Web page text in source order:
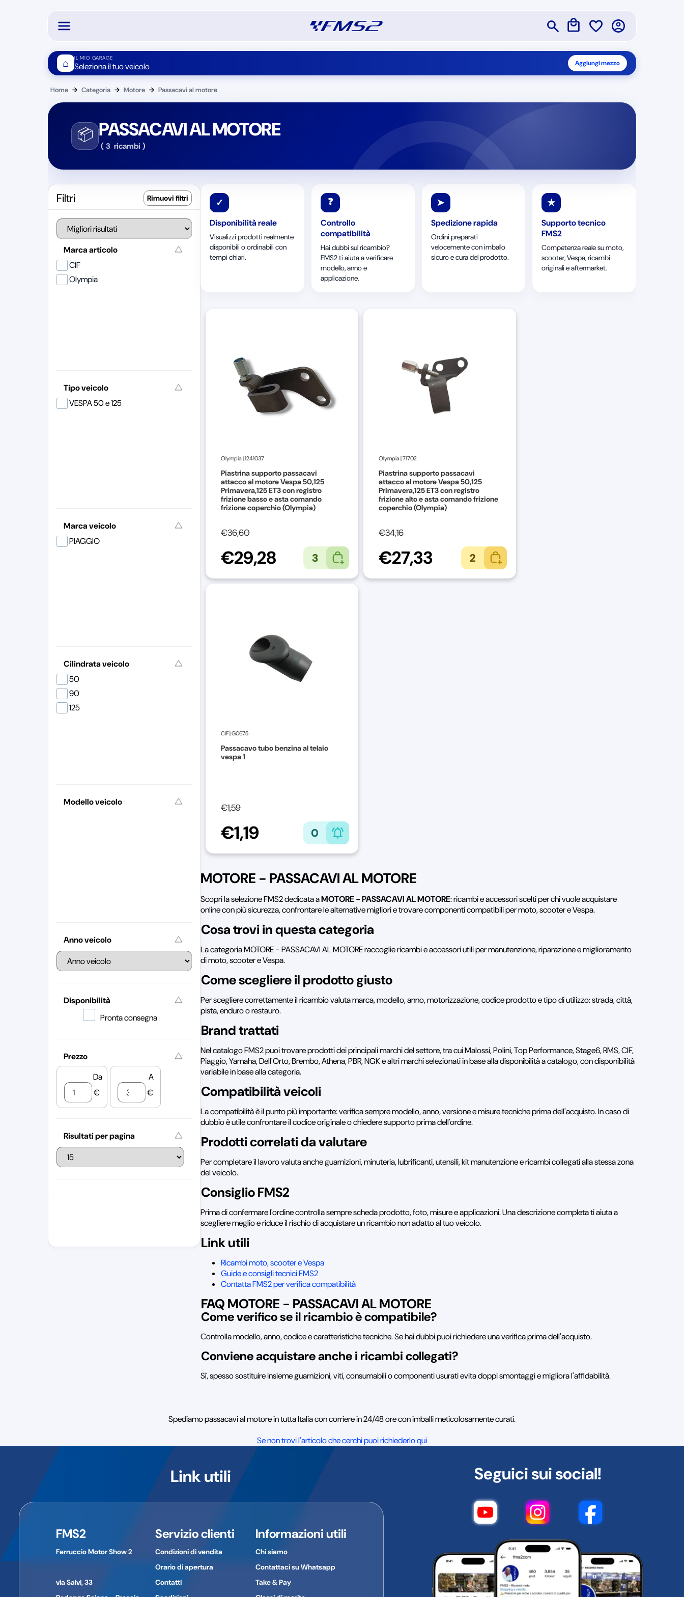
⌂ IL MIO GARAGE
Seleziona il tuo veicolo Aggiungi mezzo
Home → Categoria → Motore → Passacavi al motore
📦 PASSACAVI AL MOTORE
( 3 ricambi )
Filtri
Marca articolo
CIF
Olympia
Tipo veicolo
VESPA 50 e 125
Marca veicolo
PIAGGIO
Cilindrata veicolo
50
90
125
Modello veicolo
Anno veicolo
Disponibilità
Pronta consegna
Prezzo
Da
€
A
€
Risultati per pagina
✓
Disponibilità reale
Visualizzi prodotti realmente
disponibili o ordinabili con
tempi chiari.
❓
Controllo
compatibilità
Hai dubbi sul ricambio?
FMS2 ti aiuta a verificare
modello, anno e
applicazione.
➤
Spedizione rapida
Ordini preparati
velocemente con imballo
sicuro e cura del prodotto.
★
Supporto tecnico
FMS2
Competenza reale su moto,
scooter, Vespa, ricambi
originali e aftermarket.
Olympia|1241037
Piastrina supporto passacavi
attacco al motore Vespa 50,125
Primavera,125 ET3 con registro
frizione basso e asta comando
frizione coperchio (Olympia)
€36,60
€29,28 3
Olympia|71702
Piastrina supporto passacavi
attacco al motore Vespa 50,125
Primavera,125 ET3 con registro
frizione alto e asta comando frizione
coperchio (Olympia)
€34,16
€27,33 2
CIF|G0675
Passacavo tubo benzina al telaio
vespa 1
€1,59
€1,19 0
MOTORE - PASSACAVI AL MOTORE
Scopri la selezione FMS2 dedicata aMOTORE - PASSACAVI AL MOTORE: ricambi e accessori scelti per chi vuole acquistare
online con più sicurezza, confrontare le alternative migliori e trovare componenti compatibili per moto, scooter e Vespa.
Cosa trovi in questa categoria
La categoria MOTORE - PASSACAVI AL MOTORE raccoglie ricambi e accessori utili per manutenzione, riparazione e miglioramento
di moto, scooter e Vespa.
Come scegliere il prodotto giusto
Per scegliere correttamente il ricambio valuta marca, modello, anno, motorizzazione, codice prodotto e tipo di utilizzo: strada, città,
pista, enduro o restauro.
Brand trattati
Nel catalogo FMS2 puoi trovare prodotti dei principali marchi del settore, tra cui Malossi, Polini, Top Performance, Stage6, RMS, CIF,
Piaggio, Yamaha, Dell'Orto, Brembo, Athena, PBR, NGK e altri marchi selezionati in base alla disponibilità a catalogo, con disponibilità
variabile in base alla categoria.
Compatibilità veicoli
La compatibilità è il punto più importante: verifica sempre modello, anno, versione e misure tecniche prima dell'acquisto. In caso di
dubbio è utile confrontare il codice originale o chiedere supporto prima dell'ordine.
Prodotti correlati da valutare
Per completare il lavoro valuta anche guarnizioni, minuteria, lubrificanti, utensili, kit manutenzione e ricambi collegati alla stessa zona
del veicolo.
Consiglio FMS2
Prima di confermare l'ordine controlla sempre scheda prodotto, foto, misure e applicazioni. Una descrizione completa ti aiuta a
scegliere meglio e riduce il rischio di acquistare un ricambio non adatto al tuo veicolo.
Link utili
Ricambi moto, scooter e Vespa
Guide e consigli tecnici FMS2
Contatta FMS2 per verifica compatibilità
FAQ MOTORE - PASSACAVI AL MOTORE
Come verifico se il ricambio è compatibile?
Controlla modello, anno, codice e caratteristiche tecniche. Se hai dubbi puoi richiedere una verifica prima dell'acquisto.
Conviene acquistare anche i ricambi collegati?
Sì, spesso sostituire insieme guarnizioni, viti, consumabili o componenti usurati evita doppi smontaggi e migliora l'affidabilità.
Spediamo passacavi al motore in tutta Italia con corriere in 24/48 ore con imballi meticolosamente curati.
Se non trovi l'articolo che cerchi puoi richiederlo qui
Link utili
FMS2
Ferruccio Motor Show 2
via Salvi, 33
Servizio clienti
Condizioni di vendita
Orario di apertura
Contatti
Informazioni utili
Chi siamo
Contattaci su Whatsapp
Take & Pay
Seguici sui social!